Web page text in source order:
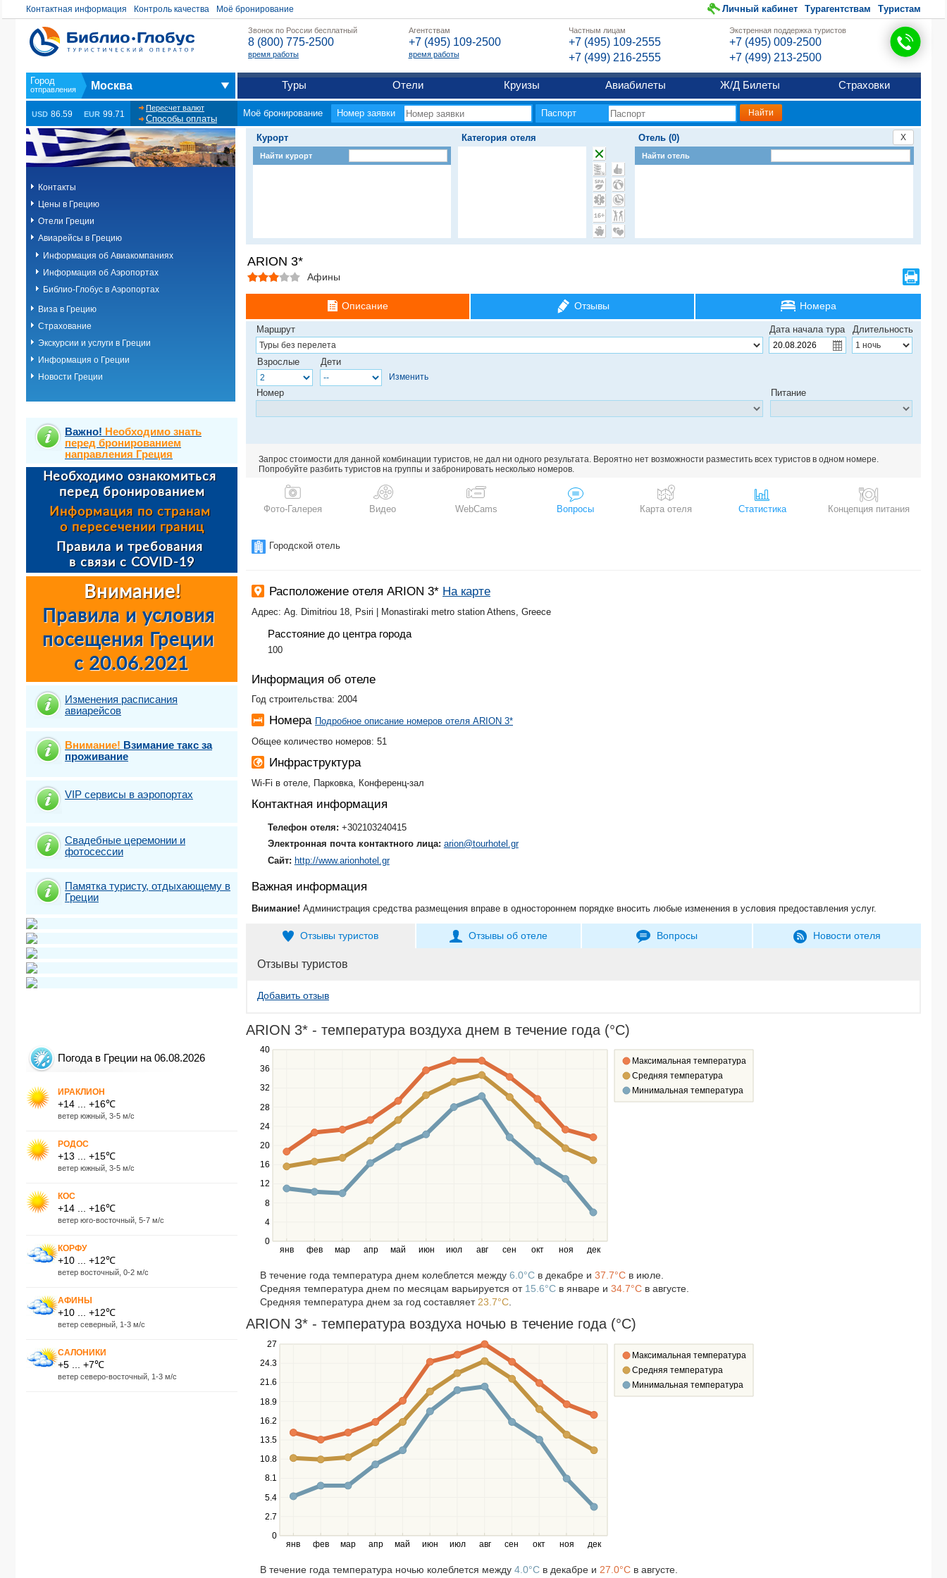
Контактная информация Контроль качества Моё бронирование Личный кабинет Турагентствам Туристам
Звонок по России бесплатный
8 (800) 775-2500
время работы
Агентствам
+7 (495) 109-2500
время работы
Частным лицам
+7 (495) 109-2555
+7 (499) 216-2555
Экстренная поддержка туристов
+7 (495) 009-2500
+7 (499) 213-2500
Москва Туры Отели Круизы Авиабилеты Ж/Д Билеты Страховки
USD 86.59 EUR 99.71
Пересчет валют
Способы оплаты
Моё бронирование Номер заявки Паспорт
Контакты
Цены в Грецию
Отели Греции
Авиарейсы в Грецию
Информация об Авиакомпаниях
Информация об Аэропортах
Библио-Глобус в Аэропортах
Виза в Грецию
Страхование
Экскурсии и услуги в Греции
Информация о Греции
Новости Греции
Важно! Необходимо знать
перед бронированием
направления Греция
Изменения расписания
авиарейсов
Внимание! Взимание такс за
проживание
VIP сервисы в аэропортах
Свадебные церемонии и
фотосесcии
Памятка туристу, отдыхающему в
Греции
Погода в Греции на 06.08.2026
ИРАКЛИОН
+14 ... +16℃
ветер южный, 3-5 м/с
РОДОС
+13 ... +15℃
ветер южный, 3-5 м/с
КОС
+14 ... +16℃
ветер юго-восточный, 5-7 м/с
КОРФУ
+10 ... +12℃
ветер восточный, 0-2 м/с
АФИНЫ
+10 ... +12℃
ветер северный, 1-3 м/с
САЛОНИКИ
+5 ... +7℃
ветер северо-восточный, 1-3 м/с
X
Курорт
Найти курорт
Категория отеля Отель (0)
Найти отель
ARION 3*
Афины
Описание Отзывы Номера
Маршрут Дата начала тура Длительность
Изменить
Взрослые Дети
Номер Питание
Запрос стоимости для данной комбинации туристов, не дал ни одного результата. Вероятно нет возможности разместить всех туристов в одном номере.
Попробуйте разбить туристов на группы и забронировать несколько номеров.
Фото-Галерея Видео WebCams Вопросы Карта отеля Статистика Концепция питания
Городской отель
Расположение отеля ARION 3* На карте
Адрес: Ag. Dimitriou 18, Psiri | Monastiraki metro station Athens, Greece
Расстояние до центра города
100
Информация об отеле
Год строительства: 2004
Номера Подробное описание номеров отеля ARION 3*
Общее количество номеров: 51
Инфраструктура
Wi-Fi в отеле, Парковка, Конференц-зал
Контактная информация
Телефон отеля: +302103240415
Электронная почта контактного лица: arion@tourhotel.gr
Сайт: http://www.arionhotel.gr
Важная информация
Внимание! Администрация средства размещения вправе в одностороннем порядке вносить любые изменения в условия предоставления услуг.
Отзывы туристов Отзывы об отеле Вопросы Новости отеля
Отзывы туристов
Добавить отзыв
ARION 3* - температура воздуха днем в течение года (°C)
янв фев мар апр май июн июл авг сен окт ноя дек
Максимальная температура
Средняя температура
Минимальная температура
0
4
8
12
16
20
24
28
32
36
40
Use
the
and
down
to
navigate
between
series.
Use
the
and
right
keys
navigate
through
items
in
a
series.
В течение года температура днем колеблется между 6.0°C в декабре и 37.7°C в июле.
Средняя температура днем по месяцам варьируется от 15.6°C в январе и 34.7°C в августе.
Средняя температура днем за год составляет23.7°C.
ARION 3* - температура воздуха ночью в течение года (°C)
янв фев мар апр май июн июл авг сен окт ноя дек
Максимальная температура
Средняя температура
Минимальная температура
0
2.7
5.4
8.1
10.8
13.5
16.2
18.9
21.6
24.3
27
Use
the
and
down
to
navigate
between
series.
Use
the
and
right
navigate
В течение года температура ночью колеблется между 4.0°C в декабре и 27.0°C в августе.